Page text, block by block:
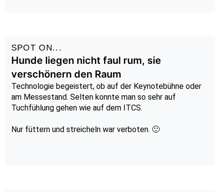
SPOT ON...
Hunde liegen nicht faul rum, sie
verschönern den Raum
Technologie begeistert, ob auf der Keynotebühne oder
am Messestand. Selten konnte man so sehr auf
Tuchfühlung gehen wie auf dem ITCS.
Nur füttern und streicheln war verboten. 🙂